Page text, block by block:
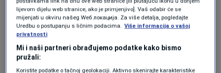
demonstracije bliskog leta.
Čudo na nebu: Sva četiri
člana posade se
lijevom dijelu web stranice, ako je primjenjivo]. Vaš odabir će se
mijenjati u okviru našeg Wеб локација. Za više detalja, pogledajte
Uredbu o postupanju s ličnim podacima. Više informacija o vašoj
privatnosti
Mi i naši partneri obrađujemo podatke kako bismo
pružali:
Koristite podatke o tačnoj geolokaciji. Aktivno skenirajte karakteristike